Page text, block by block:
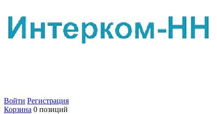
Войти Регистрация
Корзина 0 позиций